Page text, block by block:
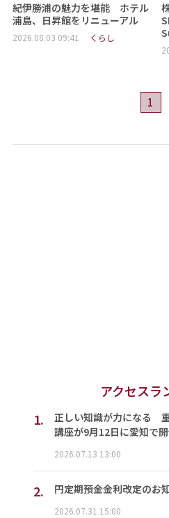
紀伊勝浦の魅力を堪能 ホテル
浦島、日昇館をリニューアル
2026.08.03 09:41 くらし
1
アクセスラ
1.
正しい知識が力になる
講座が9月12日に愛知で
2026.07.13 13:00
2. 円定期預金金利改定のお
2026.07.31 15:00